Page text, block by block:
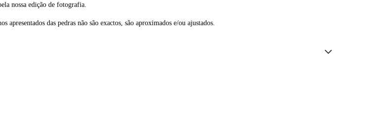
nossa edição de fotografia.
das pedras não são exactos, são aproximados e/ou ajustados.